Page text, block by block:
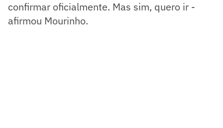
confirmar oficialmente. Mas sim, quero ir -
afirmou Mourinho.